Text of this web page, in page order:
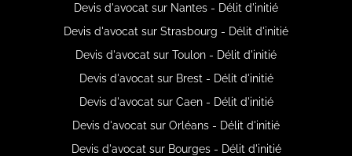
Devis d'avocat sur Nantes - Délit d'initié
Devis d'avocat sur Strasbourg - Délit d'initié
Devis d'avocat sur Toulon - Délit d'initié
Devis d'avocat sur Brest - Délit d'initié
Devis d'avocat sur Caen - Délit d'initié
Devis d'avocat sur Orléans - Délit d'initié
Devis d'avocat sur Bourges - Délit d'initié